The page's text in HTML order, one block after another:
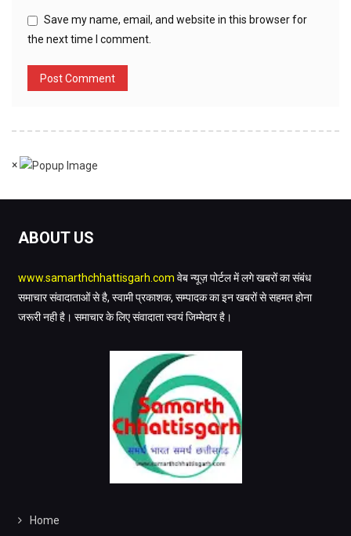
Save my name, email, and website in this browser for
the next time I comment.
×
ABOUT US
www.samarthchhattisgarh.com वेब न्यूज़ पोर्टल में लगे खबरों का संबंध
समाचार संवादाताओं से है, स्वामी प्रकाशक, सम्पादक का इन खबरों से सहमत होना
जरूरी नही है। समाचार के लिए संवादाता स्वयं जिम्मेदार है।
Home